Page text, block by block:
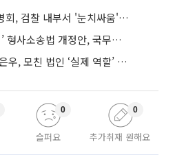
중수청 오늘부터 임용설명회, 검찰 내부서 '눈치싸움' 기류변화도
‘검찰 직접수사 완전 폐지’ 형사소송법 개정안, 국무회의 통과
‘130억 조세심판청구’ 차은우, 모친 법인 ‘실제 역할’ 다툴 듯
슬퍼요
0
추가취재 원해요
0